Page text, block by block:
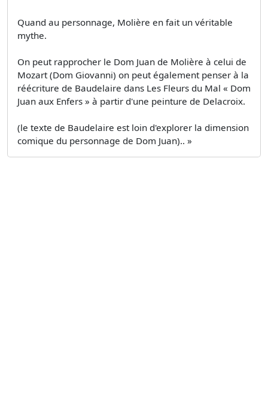
Quand au personnage, Molière en fait un véritable
mythe.
On peut rapprocher le Dom Juan de Molière à celui de
Mozart (Dom Giovanni) on peut également penser à la
réécriture de Baudelaire dans Les Fleurs du Mal « Dom
Juan aux Enfers » à partir d'une peinture de Delacroix.
(le texte de Baudelaire est loin d'explorer la dimension
comique du personnage de Dom Juan).. »